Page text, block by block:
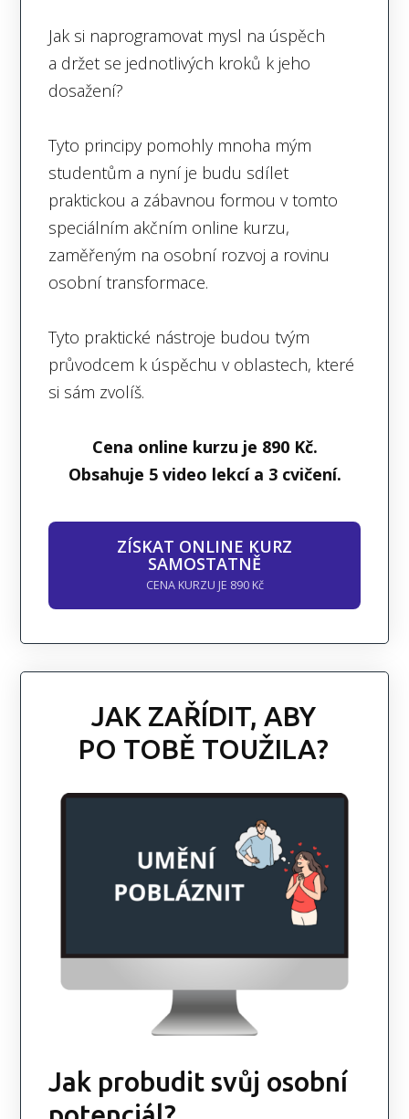
Jak si naprogramovat mysl na úspěch
a držet se jednotlivých kroků k jeho
dosažení?
Tyto principy pomohly mnoha mým
studentům a nyní je budu sdílet
praktickou a zábavnou formou v tomto
speciálním akčním online kurzu,
zaměřeným na osobní rozvoj a rovinu
osobní transformace.
Tyto praktické nástroje budou tvým
průvodcem k úspěchu v oblastech, které
si sám zvolíš.
Cena online kurzu je 890 Kč.
Obsahuje 5 video lekcí a 3 cvičení.
ZÍSKAT ONLINE KURZ
SAMOSTATNĚ
CENA KURZU JE 890 Kč
JAK ZAŘÍDIT, ABY
PO TOBĚ TOUŽILA?
Jak probudit svůj osobní